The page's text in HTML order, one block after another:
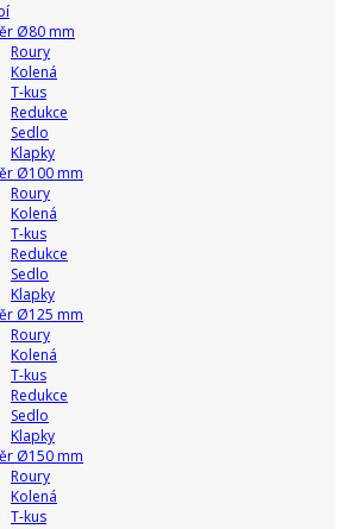
Ø80 mm
Roury
Kolená
T-kus
Redukce
Sedlo
Klapky
Ø100 mm
Roury
Kolená
T-kus
Redukce
Sedlo
Klapky
Ø125 mm
Roury
Kolená
T-kus
Redukce
Sedlo
Klapky
Ø150 mm
Roury
Kolená
T-kus